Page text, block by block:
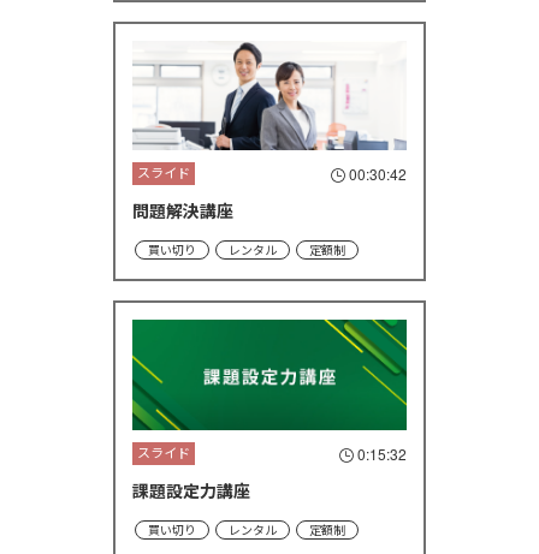
スライド 00:30:42
問題解決講座
買い切り レンタル 定額制
スライド 0:15:32
課題設定力講座
買い切り レンタル 定額制